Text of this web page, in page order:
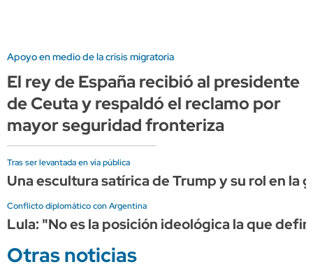
Apoyo en medio de la crisis migratoria
El rey de España recibió al presidente
de Ceuta y respaldó el reclamo por
mayor seguridad fronteriza
Tras ser levantada en vía pública
Una escultura satírica de Trump y su rol en la
Conflicto diplomático con Argentina
Lula: "No es la posición ideológica la que
Otras noticias